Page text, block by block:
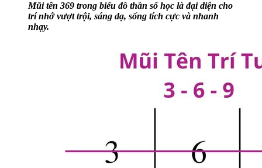
Mũi tên 369 trong biểu đồ thần số học là đại diện cho
trí nhớ vượt trội, sáng dạ, sống tích cực và nhanh
nhạy.